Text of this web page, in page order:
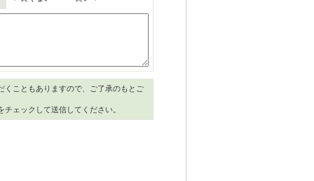
こともありますので、ご了承のもとご
ェックして送信してください。